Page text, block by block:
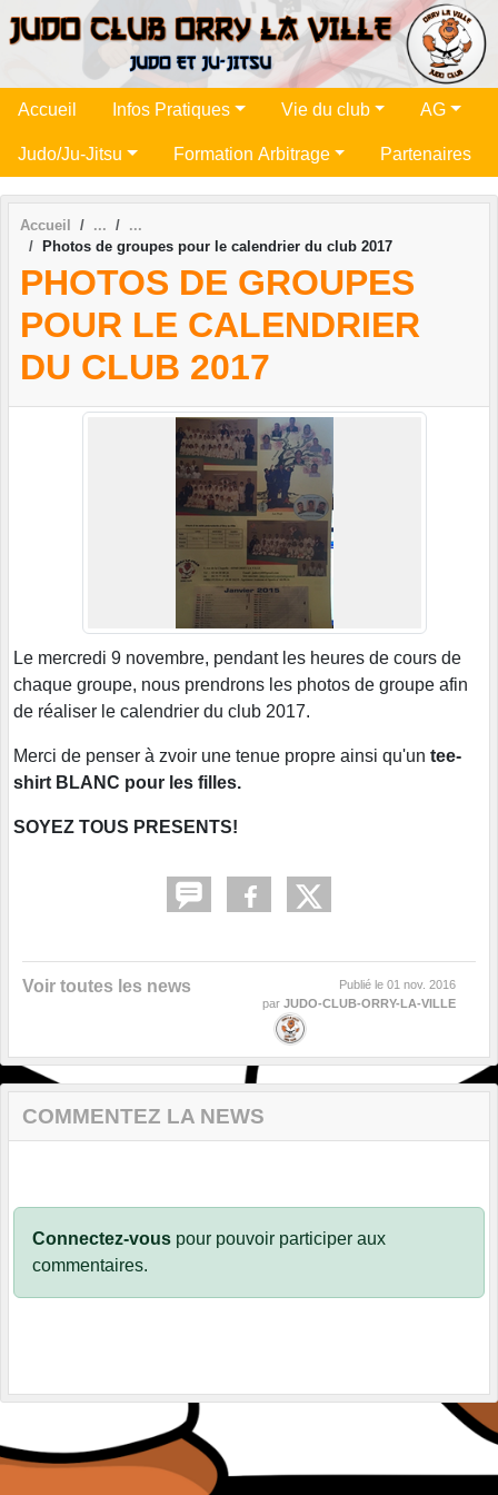
Accueil Infos Pratiques Vie du club AG
Judo/Ju-Jitsu Formation Arbitrage Partenaires
Accueil
Photos de groupes pour le calendrier du club 2017
PHOTOS DE GROUPES
POUR LE CALENDRIER
DU CLUB 2017
Le mercredi 9 novembre, pendant les heures de cours de
chaque groupe, nous prendrons les photos de groupe afin
de réaliser le calendrier du club 2017.
Merci de penser à zvoir une tenue propre ainsi qu'un tee-
shirt BLANC pour les filles.
SOYEZ TOUS PRESENTS!
Voir toutes les news Publié le 01 nov. 2016
par JUDO-CLUB-ORRY-LA-VILLE
COMMENTEZ LA NEWS
Connectez-vous pour pouvoir participer aux
commentaires.
Panneau de gestion des cookies